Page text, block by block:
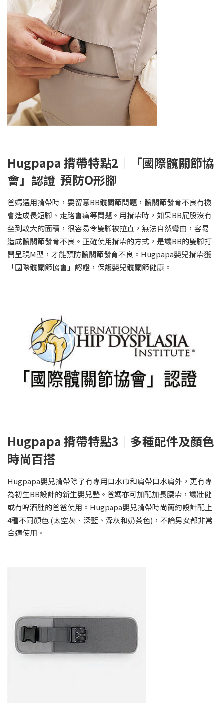
Hugpapa 揹帶特點2｜「國際髖關節協
會」認證 預防O形腳
爸媽選用揹帶時，要留意BB髖關節問題，髖關節發育不良有機
會造成長短腳、走路會痛等問題。用揹帶時，如果BB屁股沒有
坐到較大的面積，很容易令雙腳被拉直，無法自然彎曲，容易
造成髖關節發育不良。正確使用揹帶的方式，是讓BB的雙腳打
開呈現M型，才能預防髖關節發育不良。Hugpapa嬰兒揹帶獲
「國際髖關節協會」認證，保護嬰兒髖關節健康。
Hugpapa 揹帶特點3｜多種配件及顏色
時尚百搭
Hugpapa嬰兒揹帶除了有專用口水巾和肩帶口水肩外，更有專
為初生BB設計的新生嬰兒墊。爸媽亦可加配加長腰帶，讓壯健
或有啤酒肚的爸爸使用。Hugpapa嬰兒揹帶時尚簡約設計配上
4種不同顏色 (太空灰、深藍、深灰和奶茶色)，不論男女都非常
合適使用。